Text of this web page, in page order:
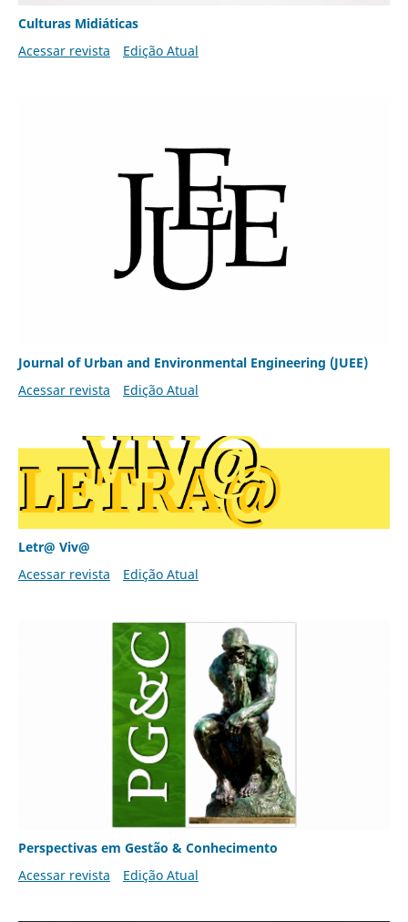
Culturas Midiáticas
Acessar revista
Edição Atual
Journal of Urban and Environmental Engineering (JUEE)
Acessar revista
Edição Atual
Letr@ Viv@
Acessar revista
Edição Atual
Perspectivas em Gestão & Conhecimento
Acessar revista
Edição Atual